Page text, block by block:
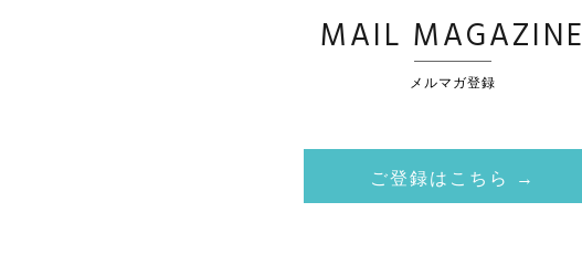
MAIL MAGAZINE
メルマガ登録
ご登録はこちら →